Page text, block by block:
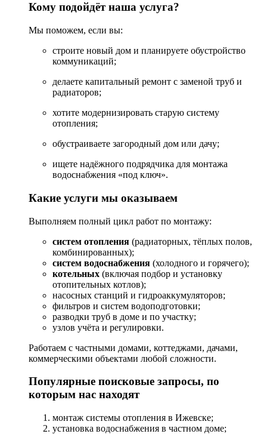
Кому подойдёт наша услуга?
Мы поможем, если вы:
строите новый дом и планируете обустройство
коммуникаций;
делаете капитальный ремонт с заменой труб и
радиаторов;
хотите модернизировать старую систему
отопления;
обустраиваете загородный дом или дачу;
ищете надёжного подрядчика для монтажа
водоснабжения «под ключ».
Какие услуги мы оказываем
Выполняем полный цикл работ по монтажу:
систем отопления (радиаторных, тёплых полов,
комбинированных);
систем водоснабжения (холодного и горячего);
котельных (включая подбор и установку
отопительных котлов);
насосных станций и гидроаккумуляторов;
фильтров и систем водоподготовки;
разводки труб в доме и по участку;
узлов учёта и регулировки.
Работаем с частными домами, коттеджами, дачами,
коммерческими объектами любой сложности.
Популярные поисковые запросы, по
которым нас находят
монтаж системы отопления в Ижевске;
установка водоснабжения в частном доме;